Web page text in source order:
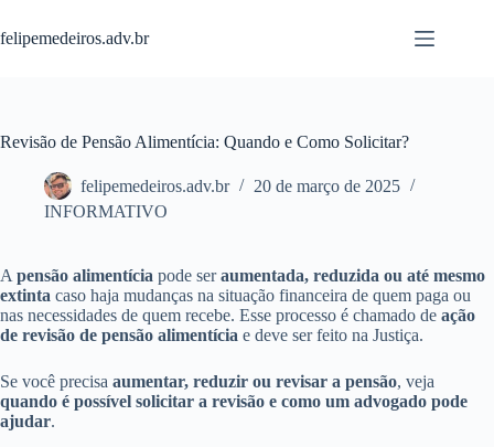
para
o
felipemedeiros.adv.br
Revisão de Pensão Alimentícia: Quando e Como Solicitar?
felipemedeiros.adv.br
20 de março de 2025
INFORMATIVO
A pensão alimentícia pode seraumentada, reduzida ou até mesmo
extinta caso haja mudanças na situação financeira de quem paga ou
nas necessidades de quem recebe. Esse processo é chamado de ação
de revisão de pensão alimentícia e deve ser feito na Justiça.
Se você precisa aumentar, reduzir ou revisar a pensão, veja
quando é possível solicitar a revisão e como um advogado pode
ajudar.